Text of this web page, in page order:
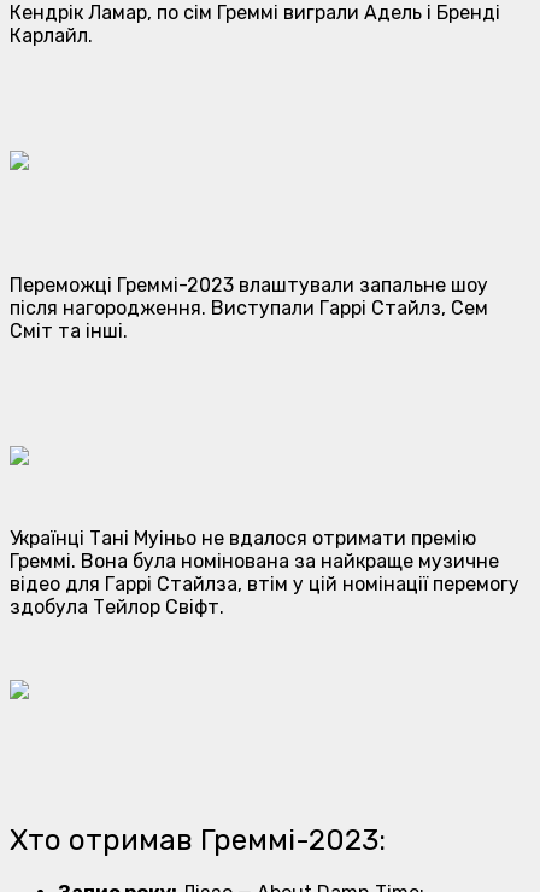
Кендрік Ламар, по сім Греммі виграли Адель і Бренді
Карлайл.
Переможці Греммі-2023 влаштували запальне шоу
після нагородження. Виступали Гаррі Стайлз, Сем
Сміт та інші.
Українці Тані Муіньо не вдалося отримати премію
Греммі. Вона була номінована за найкраще музичне
відео для Гаррі Стайлза, втім у цій номінації перемогу
здобула Тейлор Свіфт.
Хто отримав Греммі-2023: